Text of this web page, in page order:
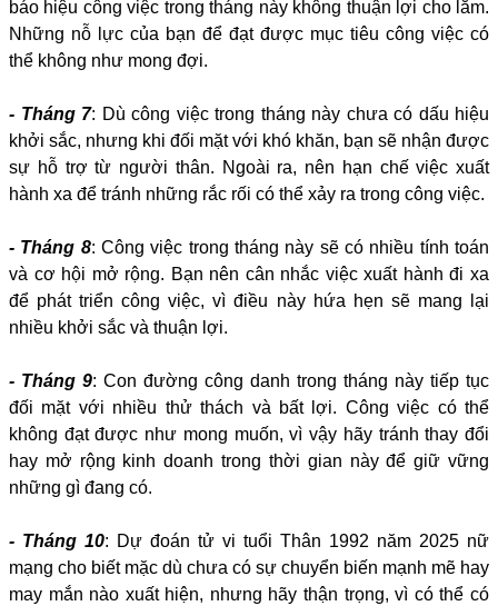
báo hiệu công việc trong tháng này không thuận lợi cho lắm.
Những nỗ lực của bạn để đạt được mục tiêu công việc có
thể không như mong đợi.
- Tháng 7: Dù công việc trong tháng này chưa có dấu hiệu
khởi sắc, nhưng khi đối mặt với khó khăn, bạn sẽ nhận được
sự hỗ trợ từ người thân. Ngoài ra, nên hạn chế việc xuất
hành xa để tránh những rắc rối có thể xảy ra trong công việc.
- Tháng 8: Công việc trong tháng này sẽ có nhiều tính toán
và cơ hội mở rộng. Bạn nên cân nhắc việc xuất hành đi xa
để phát triển công việc, vì điều này hứa hẹn sẽ mang lại
nhiều khởi sắc và thuận lợi.
- Tháng 9: Con đường công danh trong tháng này tiếp tục
đối mặt với nhiều thử thách và bất lợi. Công việc có thể
không đạt được như mong muốn, vì vậy hãy tránh thay đổi
hay mở rộng kinh doanh trong thời gian này để giữ vững
những gì đang có.
- Tháng 10: Dự đoán tử vi tuổi Thân 1992 năm 2025 nữ
mạng cho biết mặc dù chưa có sự chuyển biến mạnh mẽ hay
may mắn nào xuất hiện, nhưng hãy thận trọng, vì có thể có